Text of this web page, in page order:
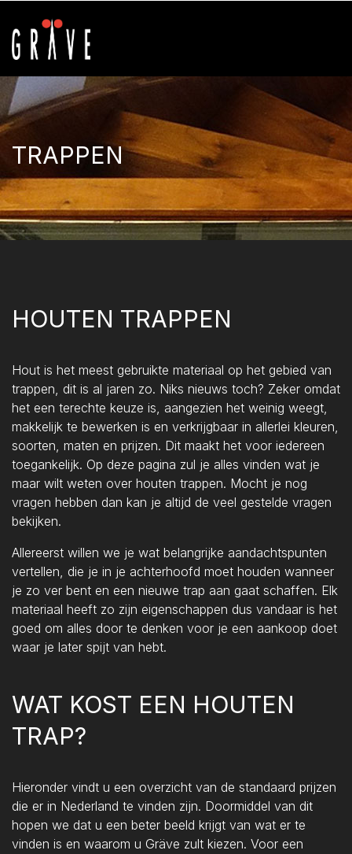
TRAPPEN
HOUTEN TRAPPEN
Hout is het meest gebruikte materiaal op het gebied van
trappen, dit is al jaren zo. Niks nieuws toch? Zeker omdat
het een terechte keuze is, aangezien het weinig weegt,
makkelijk te bewerken is en verkrijgbaar in allerlei kleuren,
soorten, maten en prijzen. Dit maakt het voor iedereen
toegankelijk. Op deze pagina zul je alles vinden wat je
maar wilt weten over houten trappen. Mocht je nog
vragen hebben dan kan je altijd de veel gestelde vragen
bekijken.
Allereerst willen we je wat belangrijke aandachtspunten
vertellen, die je in je achterhoofd moet houden wanneer
je zo ver bent en een nieuwe trap aan gaat schaffen. Elk
materiaal heeft zo zijn eigenschappen dus vandaar is het
goed om alles door te denken voor je een aankoop doet
waar je later spijt van hebt.
WAT KOST EEN HOUTEN
TRAP?
Hieronder vindt u een overzicht van de standaard prijzen
die er in Nederland te vinden zijn. Doormiddel van dit
hopen we dat u een beter beeld krijgt van wat er te
vinden is en waarom u Gräve zult kiezen. Voor een